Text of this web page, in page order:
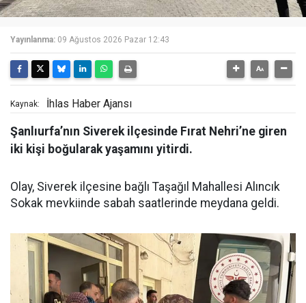
Yayınlanma: 09 Ağustos 2026 Pazar 12:43
Kaynak: İhlas Haber Ajansı
Şanlıurfa’nın Siverek ilçesinde Fırat Nehri’ne giren
iki kişi boğularak yaşamını yitirdi.
Olay, Siverek ilçesine bağlı Taşağıl Mahallesi Alıncık
Sokak mevkiinde sabah saatlerinde meydana geldi.